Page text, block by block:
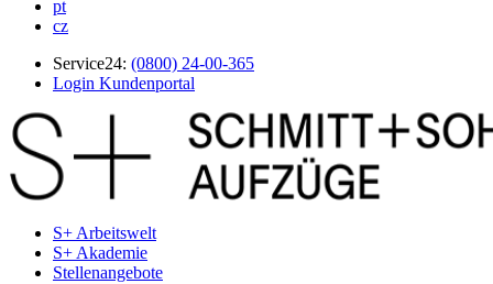
pt
cz
Service24: (0800) 24-00-365
Login Kundenportal
S+ Arbeitswelt
S+ Akademie
Stellenangebote